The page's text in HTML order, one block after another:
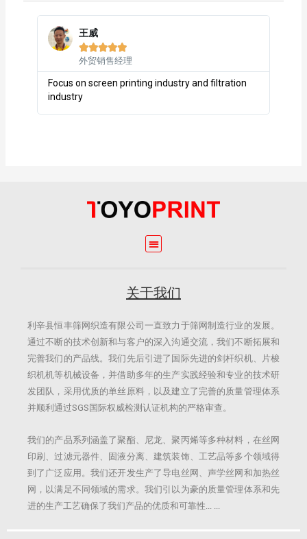
王威

外贸销售经理
Focus on screen printing industry and filtration
industry
关于我们
利辛县恒丰筛网织造有限公司一直致力于筛网制造行业的发展。
通过不断的技术创新和与客户的深入沟通交流，我们不断拓展和
完善我们的产品线。我们先后引进了国际先进的剑杆织机、片梭
织机机等机械设备，并借助多年的生产实践经验和专业的技术研
发团队，采用优质的单丝原料，以及建立了完善的质量管理体系
并顺利通过SGS国际权威检测认证机构的严格审查。
我们的产品系列涵盖了聚酯、尼龙、聚丙烯等多种材料，在丝网
印刷、过滤元器件、固液分离、建筑装饰、工艺品等多个领域得
到了广泛应用。我们还开发生产了导电丝网、声学丝网和加热丝
网，以满足不同领域的需求。我们引以为豪的质量管理体系和先
进的生产工艺确保了我们产品的优质和可靠性...​ ...